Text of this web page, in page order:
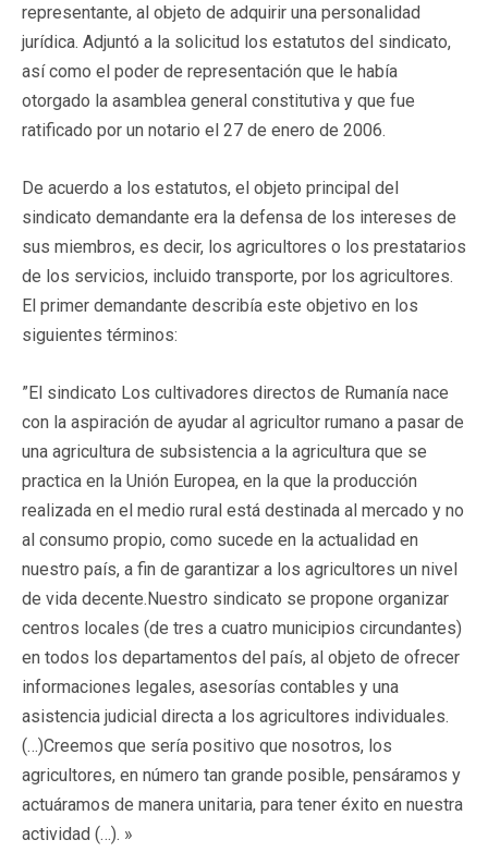
representante, al objeto de adquirir una personalidad
jurídica. Adjuntó a la solicitud los estatutos del sindicato,
así como el poder de representación que le había
otorgado la asamblea general constitutiva y que fue
ratificado por un notario el 27 de enero de 2006.
De acuerdo a los estatutos, el objeto principal del
sindicato demandante era la defensa de los intereses de
sus miembros, es decir, los agricultores o los prestatarios
de los servicios, incluido transporte, por los agricultores.
El primer demandante describía este objetivo en los
siguientes términos:
”El sindicato Los cultivadores directos de Rumanía nace
con la aspiración de ayudar al agricultor rumano a pasar de
una agricultura de subsistencia a la agricultura que se
practica en la Unión Europea, en la que la producción
realizada en el medio rural está destinada al mercado y no
al consumo propio, como sucede en la actualidad en
nuestro país, a fin de garantizar a los agricultores un nivel
de vida decente.Nuestro sindicato se propone organizar
centros locales (de tres a cuatro municipios circundantes)
en todos los departamentos del país, al objeto de ofrecer
informaciones legales, asesorías contables y una
asistencia judicial directa a los agricultores individuales.
(…)Creemos que sería positivo que nosotros, los
agricultores, en número tan grande posible, pensáramos y
actuáramos de manera unitaria, para tener éxito en nuestra
actividad (…). »